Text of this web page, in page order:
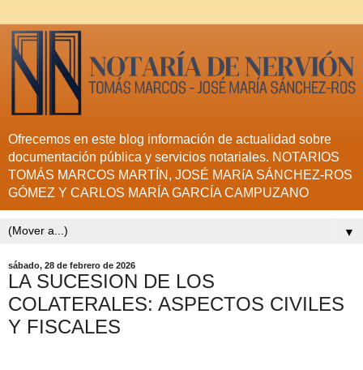
Ofrecemos en este blog información de actualidad sobre
documentación pública y servicios notariales. NOTARIOS
TOMÁS MARCOS MARTÍN, JOSÉ MARíA SÁNCHEZ-ROS
GÓMEZ Y CARLOS MARÍA GARCÍA CAMPUZANO
▼
sábado, 28 de febrero de 2026
LA SUCESION DE LOS
COLATERALES: ASPECTOS CIVILES
Y FISCALES